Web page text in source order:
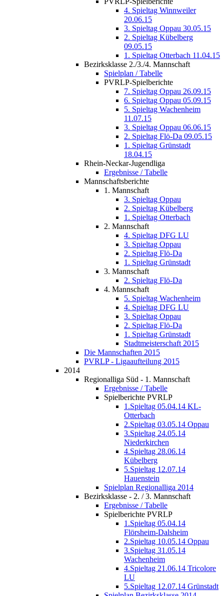
4. Spieltag Winnweiler
20.06.15
3. Spieltag Oppau 30.05.15
2. Spieltag Kübelberg
09.05.15
1. Spieltag Otterbach 11.04.15
Bezirksklasse 2./3./4. Mannschaft
Spielplan / Tabelle
PVRLP-Spielberichte
7. Spieltag Oppau 26.09.15
6. Spieltag Oppau 05.09.15
5. Spieltag Wachenheim
11.07.15
3. Spieltag Oppau 06.06.15
2. Spieltag Flö-Da 09.05.15
1. Spieltag Grünstadt
18.04.15
Rhein-Neckar-Jugendliga
Ergebnisse / Tabelle
Mannschaftsberichte
1. Mannschaft
3. Spieltag Oppau
2. Spieltag Kübelberg
1. Spieltag Otterbach
2. Mannschaft
4. Spieltag DFG LU
3. Spieltag Oppau
2. Spieltag Flö-Da
1. Spieltag Grünstadt
3. Mannschaft
2. Spieltag Flö-Da
4. Mannschaft
5. Spieltag Wachenheim
4. Spieltag DFG LU
3. Spieltag Oppau
2. Spieltag Flö-Da
1. Spieltag Grünstadt
Stadtmeisterschaft 2015
Die Mannschaften 2015
PVRLP - Ligaaufteilung 2015
2014
Regionalliga Süd - 1. Mannschaft
Ergebnisse / Tabelle
Spielberichte PVRLP
1.Spieltag 05.04.14 KL-
Otterbach
2.Spieltag 03.05.14 Oppau
3.Spieltag 24.05.14
Niederkirchen
4.Spieltag 28.06.14
Kübelberg
5.Spieltag 12.07.14
Hauenstein
Spielplan Regionalliga 2014
Bezirksklasse - 2. / 3. Mannschaft
Ergebnisse / Tabelle
Spielberichte PVRLP
1.Spieltag 05.04.14
Flörsheim-Dalsheim
2.Spieltag 10.05.14 Oppau
3.Spieltag 31.05.14
Wachenheim
4.Spieltag 21.06.14 Tricolore
LU
5.Spieltag 12.07.14 Grünstadt